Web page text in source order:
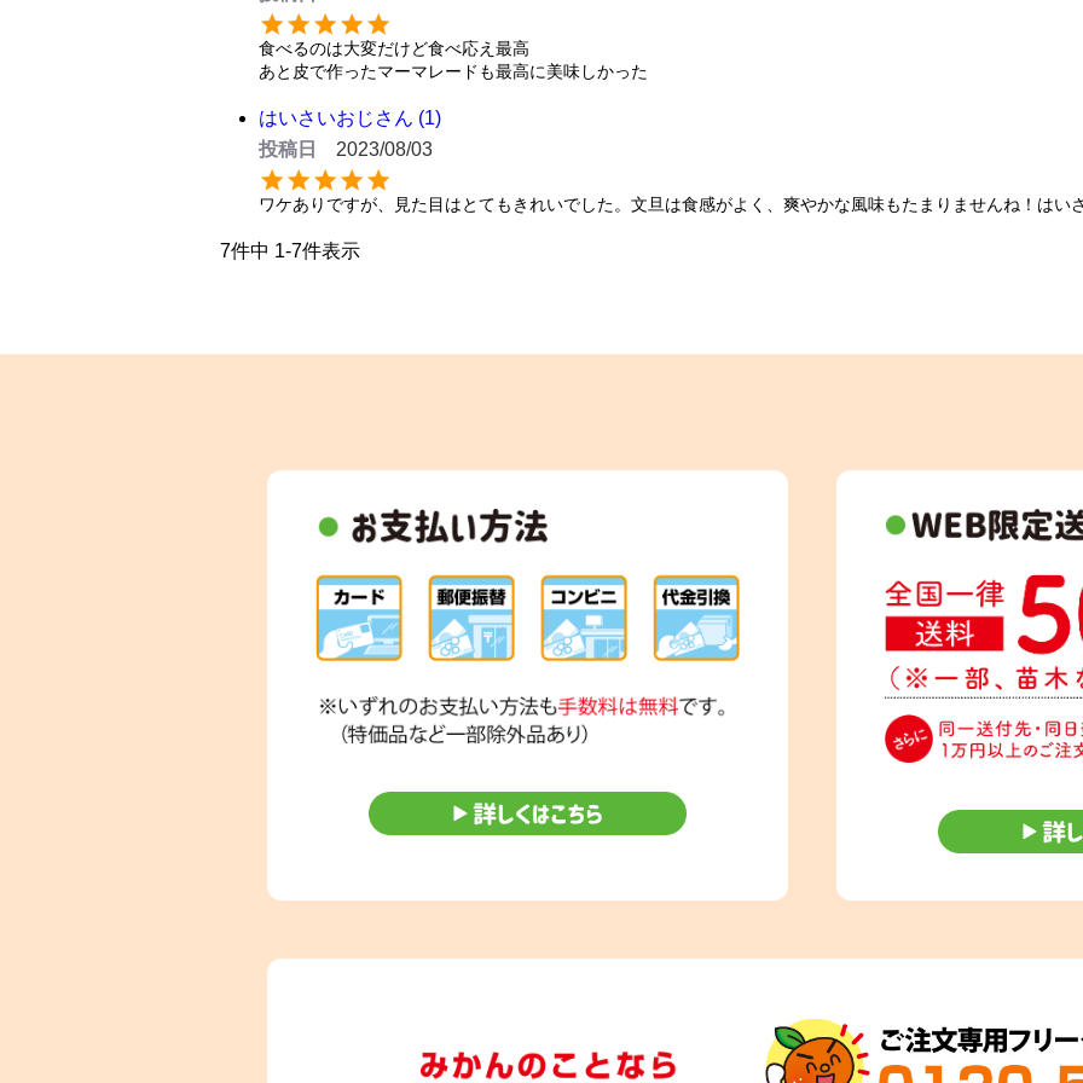
食べるのは大変だけど食べ応え最高
あと皮で作ったマーマレードも最高に美味しかった
はいさいおじさん
1
投稿日
2023/08/03
ワケありですが、見た目はとてもきれいでした。文旦は食感がよく、爽やかな風味もたまりませんね！はい
7件中 1-7件表示